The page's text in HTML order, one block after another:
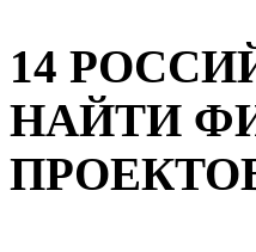
14
НАЙТИ